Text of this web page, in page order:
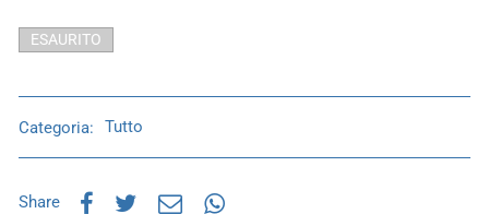
ESAURITO
Categoria: Tutto
Share